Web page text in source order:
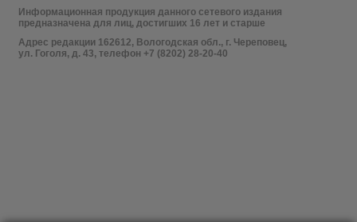
Информационная продукция данного сетевого издания
предназначена для лиц, достигших 16 лет и старше
Адрес редакции 162612, Вологодская обл., г. Череповец,
ул. Гоголя, д. 43, телефон +7 (8202) 28-20-40